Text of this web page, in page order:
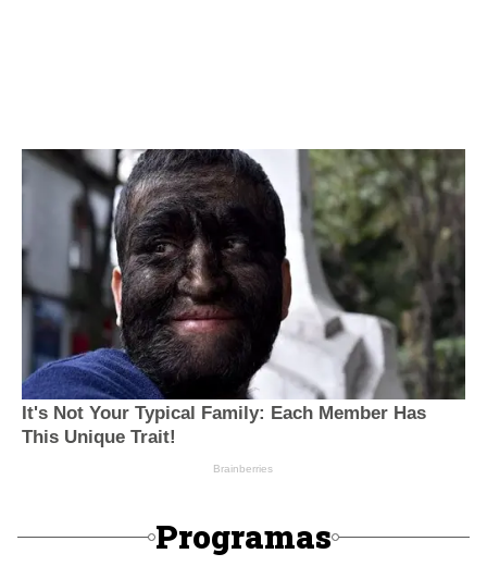
Programas